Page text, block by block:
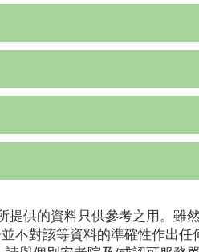
供的資料只供參考之用。雖
不對該等資料的準確性作出任